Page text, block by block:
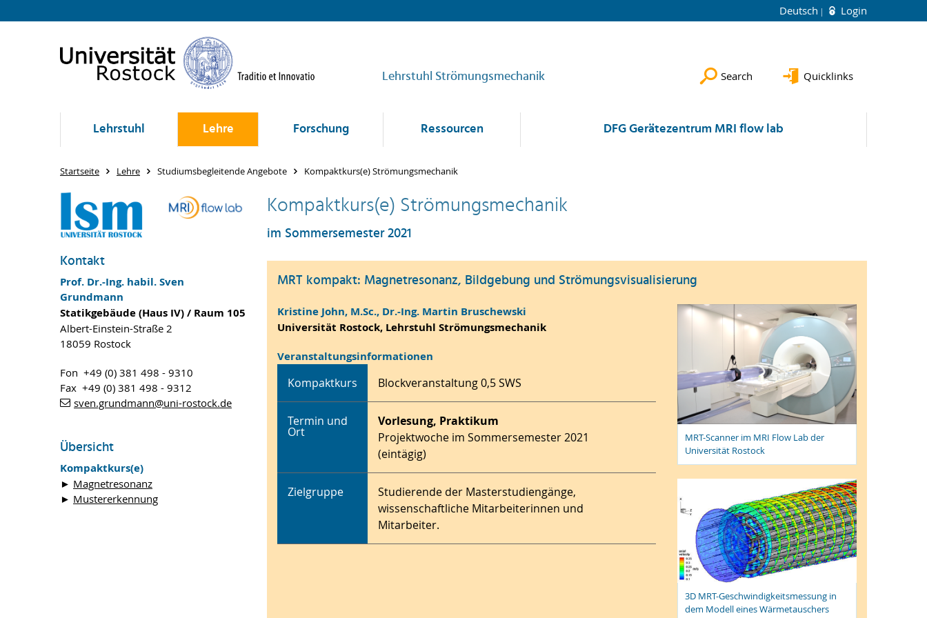
Deutsch Login
Lehrstuhl Strömungsmechanik Search Quicklinks
Lehrstuhl Lehre Forschung Ressourcen DFG Gerätezentrum MRI flow lab
Startseite Lehre Studiumsbegleitende Angebote Kompaktkurs(e) Strömungsmechanik
Kontakt
Prof. Dr.-Ing. habil. Sven
Grundmann
Statikgebäude (Haus IV) / Raum 105
Albert-Einstein-Straße 2
18059 Rostock
Fon +49 (0) 381 498 - 9310
Fax +49 (0) 381 498 - 9312
sven.grundmann@uni-rostock.de
Übersicht
Kompaktkurs(e)
► Magnetresonanz
► Mustererkennung
Kompaktkurs(e) Strömungsmechanik
im Sommersemester 2021
MRT kompakt: Magnetresonanz, Bildgebung und Strömungsvisualisierung
Kristine John, M.Sc., Dr.-Ing. Martin Bruschewski
Universität Rostock, Lehrstuhl Strömungsmechanik
Veranstaltungsinformationen
Kompaktkurs Blockveranstaltung 0,5 SWS
Termin und
Ort
Vorlesung, Praktikum
Projektwoche im Sommersemester 2021
(eintägig)
Zielgruppe
Studierende der Masterstudiengänge,
wissenschaftliche Mitarbeiterinnen und
Mitarbeiter.
MRT-Scanner im MRI Flow Lab der
Universität Rostock
3D MRT-Geschwindigkeitsmessung in
dem Modell eines Wärmetauschers